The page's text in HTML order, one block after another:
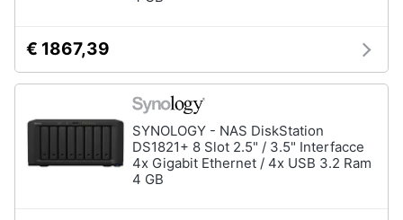
€ 1867,39
SYNOLOGY - NAS DiskStation
DS1821+ 8 Slot 2.5" / 3.5" Interfacce
4x Gigabit Ethernet / 4x USB 3.2 Ram
4 GB